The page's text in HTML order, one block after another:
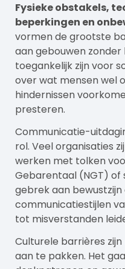
Fysieke obstakels,
beperkingen en
vormen de grootste
aan gebouwen
toegankelijk zijn voor
over wat mensen wel
hindernissen
presteren.
Communicatie-
rol. Veel organisaties
werken met tolken
Gebarentaal (NGT) of
gebrek aan
communicatiestijlen
tot misverstanden
Culturele barrières
aan te pakken. Het